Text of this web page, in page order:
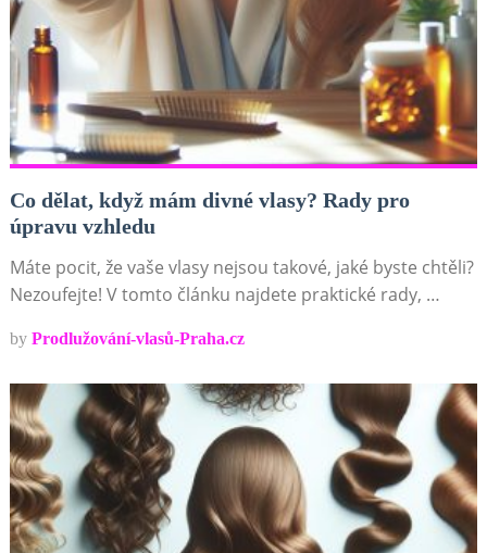
Co dělat, když mám divné vlasy? Rady pro
úpravu vzhledu
Máte pocit, že vaše vlasy nejsou takové, jaké byste chtěli?
Nezoufejte! V tomto článku najdete praktické rady, …
by Prodlužování-vlasů-Praha.cz